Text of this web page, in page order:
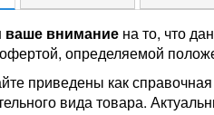
внимание на то, что
определяемой
приведены как
вида товара.